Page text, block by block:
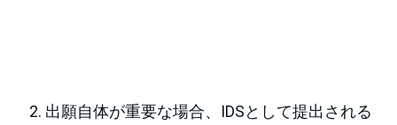
出願自体が重要な場合、IDSとして提出される